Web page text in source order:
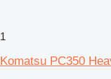
1
Komatsu PC350